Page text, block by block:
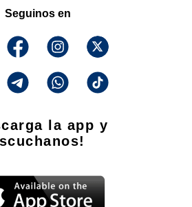
Seguinos en
la app y